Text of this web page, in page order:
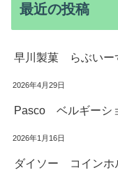
最近の投稿
早川製菓 らぶいー
2026年4月29日
Pasco ベルギーシ
2026年1月16日
ダイソー コインホ